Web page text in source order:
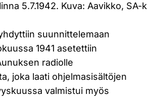
5.7.1942. Kuva: Aavikko, SA-
suunnittelemaan
1941 asetettiin
radiolle
joka laati ohjelmasisältöjen
valmistui myös